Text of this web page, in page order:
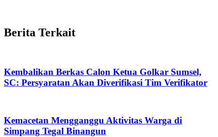
Berita Terkait
Kembalikan Berkas Calon Ketua Golkar Sumsel,
SC: Persyaratan Akan Diverifikasi Tim Verifikator
Kemacetan Mengganggu Aktivitas Warga di
Simpang Tegal Binangun